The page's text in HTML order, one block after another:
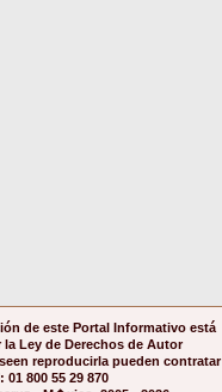
de este Portal Informativo está
Ley de Derechos de Autor
reproducirla pueden contratar
01 800 55 29 870